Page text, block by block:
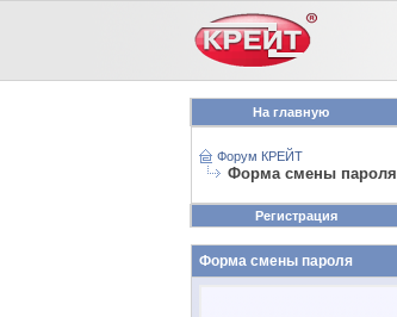
На главную
Форум КРЕЙТ
Форма смены пароля
Регистрация
Форма смены пароля